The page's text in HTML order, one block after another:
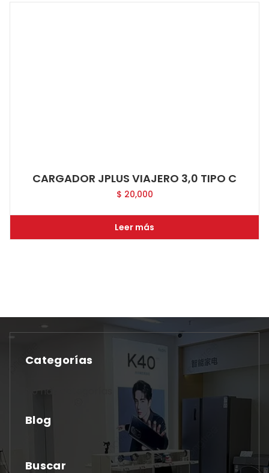
CARGADOR JPLUS VIAJERO 3,0 TIPO C
$ 20,000
Leer más
Categorías
No hay categorías
Blog
Buscar